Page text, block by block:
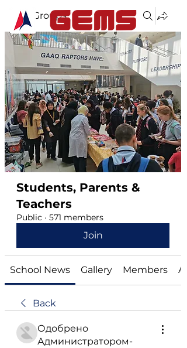
Groups
Students, Parents &
Teachers
Public · 571 members
Join
School News Gallery Members
Back
Одобрено
Администратором-